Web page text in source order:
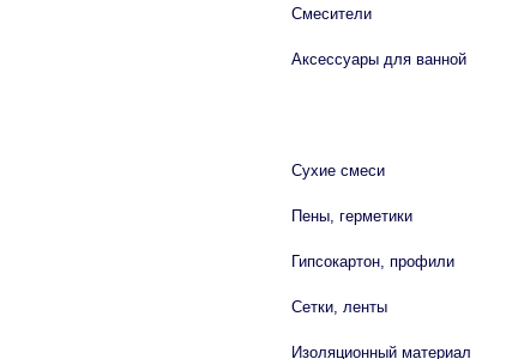
Смесители
Аксессуары для ванной
Сухие смеси
Пены, герметики
Гипсокартон, профили
Сетки, ленты
Изоляционный материал